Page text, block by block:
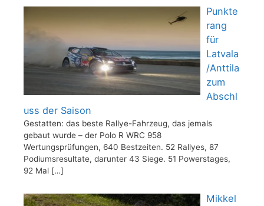
Punkte
rang
für
Latvala
/Anttila
zum
Abschl
uss der Saison
Gestatten: das beste Rallye-Fahrzeug, das jemals
gebaut wurde – der Polo R WRC 958
Wertungsprüfungen, 640 Bestzeiten. 52 Rallyes, 87
Podiumsresultate, darunter 43 Siege. 51 Powerstages,
92 Mal […]
Mikkel